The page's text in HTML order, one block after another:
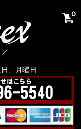
グ
、月曜日
0